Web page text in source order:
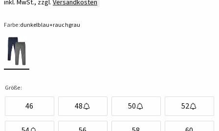
inkl. MwSt., zzgl. Versandkosten
Farbe:dunkelblau+rauchgrau
Größe:
46 48 50 52